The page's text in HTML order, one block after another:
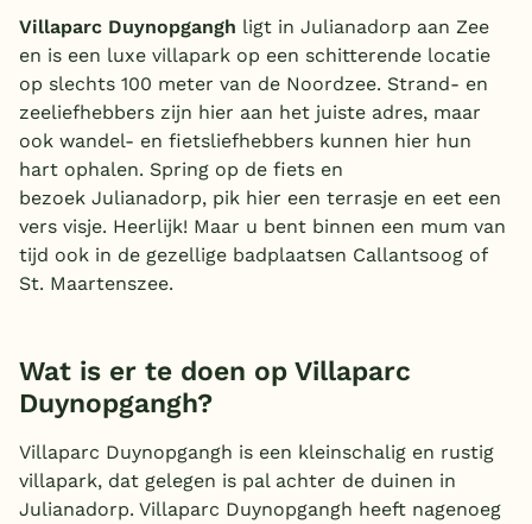
Villaparc Duynopgangh ligt in Julianadorp aan Zee
en is een luxe villapark op een schitterende locatie
op slechts 100 meter van de Noordzee. Strand- en
zeeliefhebbers zijn hier aan het juiste adres, maar
ook wandel- en fietsliefhebbers kunnen hier hun
hart ophalen. Spring op de fiets en
bezoek Julianadorp, pik hier een terrasje en eet een
vers visje. Heerlijk! Maar u bent binnen een mum van
tijd ook in de gezellige badplaatsen Callantsoog of
St. Maartenszee.
Wat is er te doen op Villaparc
Duynopgangh?
Villaparc Duynopgangh is een kleinschalig en rustig
villapark, dat gelegen is pal achter de duinen in
Julianadorp. Villaparc Duynopgangh heeft nagenoeg